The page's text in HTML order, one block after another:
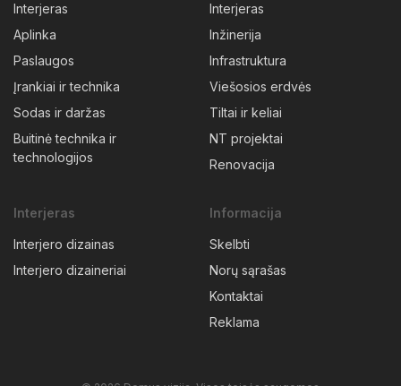
Interjeras
Aplinka
Paslaugos
Įrankiai ir technika
Sodas ir daržas
Buitinė technika ir
technologijos
Interjeras
Inžinerija
Infrastruktura
Viešosios erdvės
Tiltai ir keliai
NT projektai
Renovacija
Interjeras
Interjero dizainas
Interjero dizaineriai
Informacija
Skelbti
Norų sąrašas
Kontaktai
Reklama